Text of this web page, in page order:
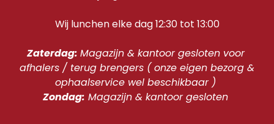
Wij lunchen elke dag 12:30 tot 13:00
Zaterdag: Magazijn & kantoor gesloten voor
afhalers / terug brengers ( onze eigen bezorg &
ophaalservice wel beschikbaar )
Zondag: Magazijn & kantoor gesloten